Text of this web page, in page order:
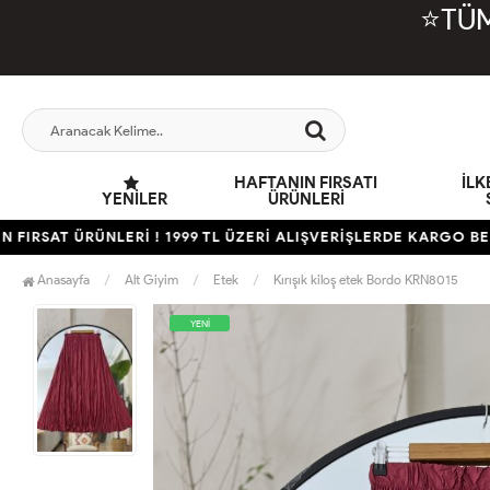
YENILER
HAFTANIN FIRSATI
ÜRÜNLERİ
ÜRÜNLERİ ! 1999 TL ÜZERİ ALIŞVERİŞLERDE KARGO BEDAVA
Anasayfa Alt Giyim Etek Kırışık kiloş etek Bordo KRN8015
YENİ